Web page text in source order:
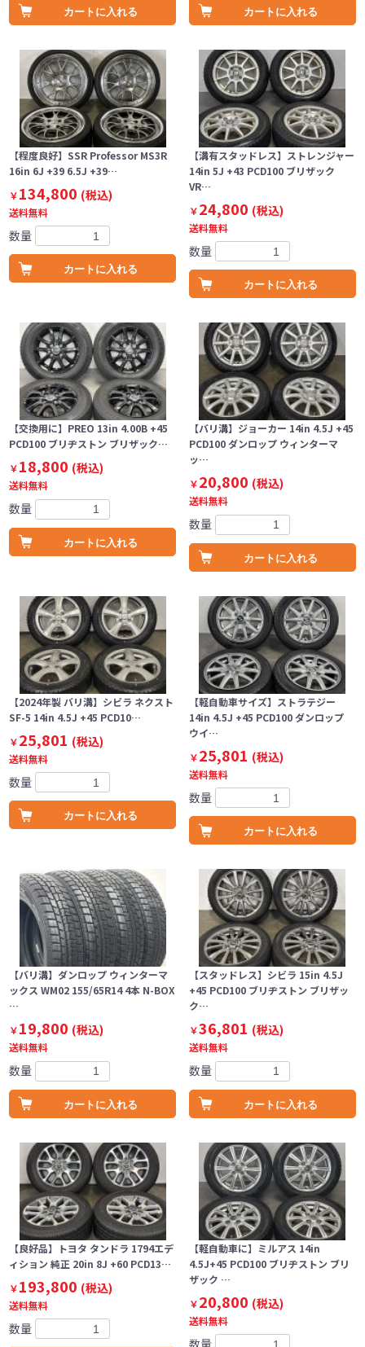
カートに入れる カートに入れる
【程度良好】SSR Professor MS3R
16in 6J +39 6.5J +39…
￥134,800 (税込)
送料無料
数量
カートに入れる
【溝有スタッドレス】ストレンジャー
14in 5J +43 PCD100 ブリザック
VR…
￥24,800 (税込)
送料無料
数量
カートに入れる
【交換用に】PREO 13in 4.00B +45
PCD100 ブリヂストン ブリザック…
￥18,800 (税込)
送料無料
数量
カートに入れる
【バリ溝】ジョーカー 14in 4.5J +45
PCD100 ダンロップ ウィンターマ
ッ…
￥20,800 (税込)
送料無料
数量
カートに入れる
【2024年製 バリ溝】シビラ ネクスト
SF-5 14in 4.5J +45 PCD10…
￥25,801 (税込)
送料無料
数量
カートに入れる
【軽自動車サイズ】ストラテジー
14in 4.5J +45 PCD100 ダンロップ
ウイ…
￥25,801 (税込)
送料無料
数量
カートに入れる
【バリ溝】ダンロップ ウィンターマ
ックス WM02 155/65R14 4本 N-BOX
…
￥19,800 (税込)
送料無料
数量
カートに入れる
【スタッドレス】シビラ 15in 4.5J
+45 PCD100 ブリヂストン ブリザッ
ク…
￥36,801 (税込)
送料無料
数量
カートに入れる
【良好品】トヨタ タンドラ 1794エデ
ィション 純正 20in 8J +60 PCD13…
￥193,800 (税込)
送料無料
数量
【軽自動車に】ミルアス 14in
4.5J+45 PCD100 ブリヂストン ブリ
ザック …
￥20,800 (税込)
送料無料
数量